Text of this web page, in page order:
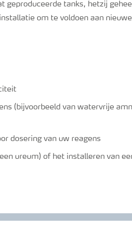
geproduceerde tanks, hetzij
om te voldoen aan
(bijvoorbeeld van watervrije
dosering van uw reagens
ureum) of het installeren van